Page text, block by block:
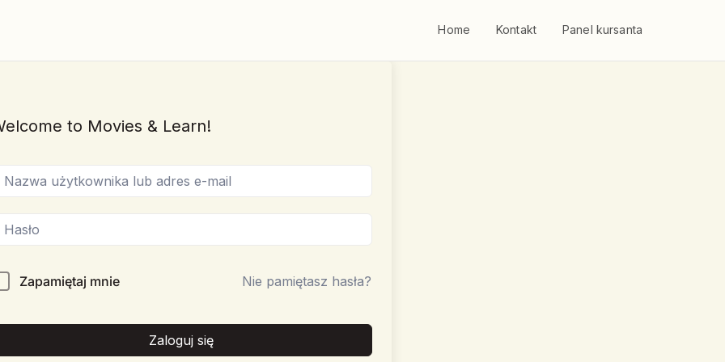
Home Kontakt Panel kursanta
to Movies & Learn!
Zapamiętaj mnie Nie pamiętasz hasła?
Zaloguj się